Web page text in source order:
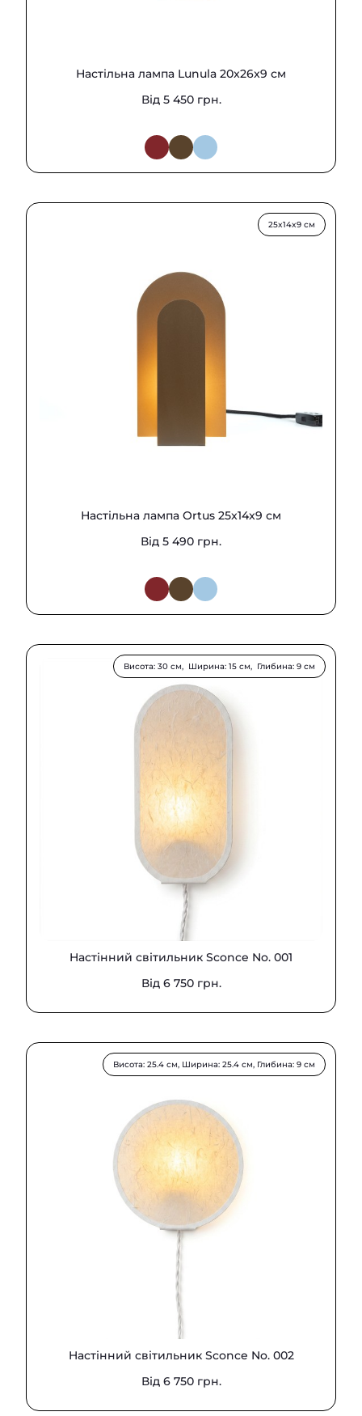
Настільна лампа Lunula 20x26x9 см
Від 5 450 грн.
Настільна лампа Ortus 25x14x9 см
Від 5 490 грн.
25x14x9 см
Hастінний світильник Sconce No. 001
Від 6 750 грн.
Висота: 30 см, Ширина: 15 см, Глибина: 9 см
Hастінний світильник Sconce No. 002
Від 6 750 грн.
Висота: 25.4 см, Ширина: 25.4 см, Глибина: 9 см